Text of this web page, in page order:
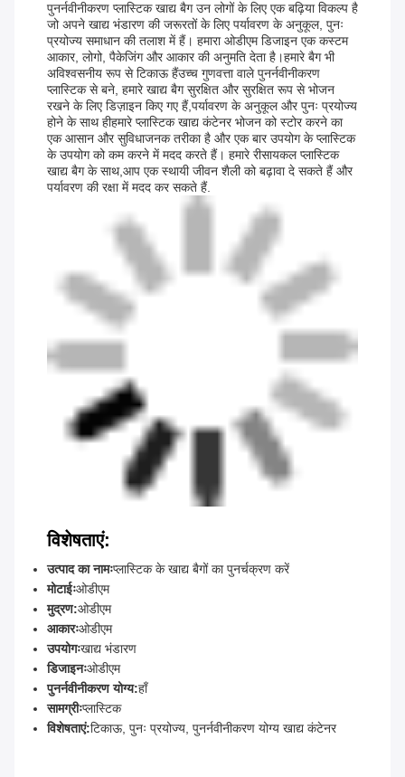
पुनर्नवीनीकरण प्लास्टिक खाद्य बैग उन लोगों के लिए एक बढ़िया विकल्प है
जो अपने खाद्य भंडारण की जरूरतों के लिए पर्यावरण के अनुकूल, पुनः
प्रयोज्य समाधान की तलाश में हैं। हमारा ओडीएम डिजाइन एक कस्टम
आकार, लोगो, पैकेजिंग और आकार की अनुमति देता है।हमारे बैग भी
अविश्वसनीय रूप से टिकाऊ हैंउच्च गुणवत्ता वाले पुनर्नवीनीकरण
प्लास्टिक से बने, हमारे खाद्य बैग सुरक्षित और सुरक्षित रूप से भोजन
रखने के लिए डिज़ाइन किए गए हैं,पर्यावरण के अनुकूल और पुनः प्रयोज्य
होने के साथ हीहमारे प्लास्टिक खाद्य कंटेनर भोजन को स्टोर करने का
एक आसान और सुविधाजनक तरीका है और एक बार उपयोग के प्लास्टिक
के उपयोग को कम करने में मदद करते हैं। हमारे रीसायकल प्लास्टिक
खाद्य बैग के साथ,आप एक स्थायी जीवन शैली को बढ़ावा दे सकते हैं और
पर्यावरण की रक्षा में मदद कर सकते हैं.
विशेषताएं:
उत्पाद का नामःप्लास्टिक के खाद्य बैगों का पुनर्चक्रण करें
मोटाईःओडीएम
मुद्रण:ओडीएम
आकारःओडीएम
उपयोगःखाद्य भंडारण
डिजाइनःओडीएम
पुनर्नवीनीकरण योग्य:हाँ
सामग्रीःप्लास्टिक
विशेषताएं:टिकाऊ, पुनः प्रयोज्य, पुनर्नवीनीकरण योग्य खाद्य कंटेनर